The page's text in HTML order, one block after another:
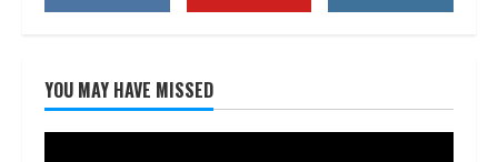
YOU MAY HAVE MISSED